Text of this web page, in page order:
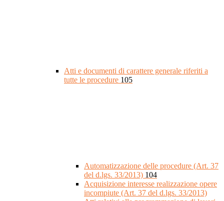
Atti e documenti di carattere generale riferiti a
tutte le procedure 105
Automatizzazione delle procedure (Art. 37
del d.lgs. 33/2013) 104
Acquisizione interesse realizzazione opere
incompiute (Art. 37 del d.lgs. 33/2013)